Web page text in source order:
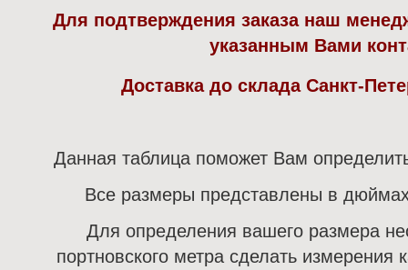
Для подтверждения заказа наш
указанным Вами
Доставка до склада Санкт-
Данная таблица поможет Вам
Все размеры представлены в
Для определения вашего размера
портновского метра сделать измерения